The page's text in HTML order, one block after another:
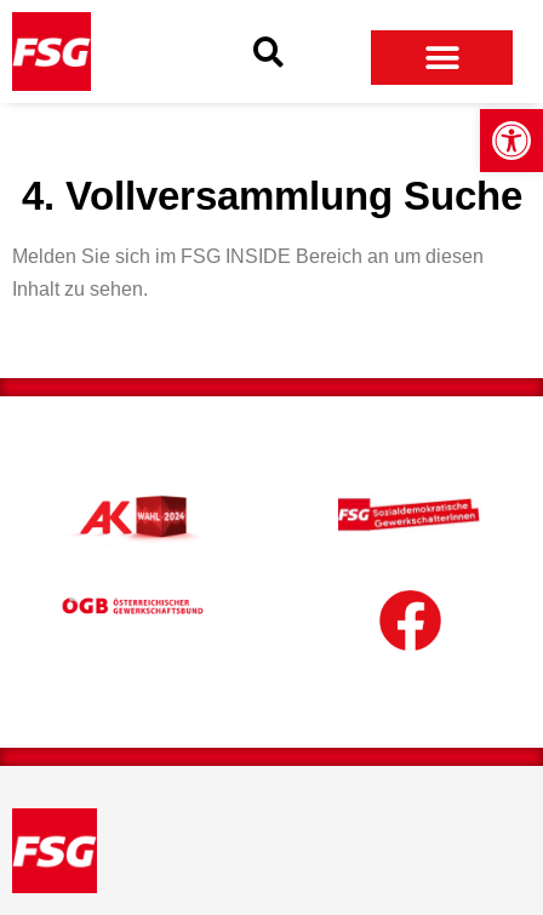
Skip
to
Content
Skip
to
navigation
Site
map
4. Vollversammlung Suche
Melden Sie sich im FSG INSIDE Bereich an um diesen
Inhalt zu sehen.